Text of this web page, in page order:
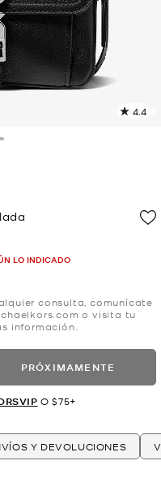
4.4
LO INDICADO
consulta, comunícate
o visita tu
información.
PRÓXIMAMENTE
O $75+
Y DEVOLUCIONES